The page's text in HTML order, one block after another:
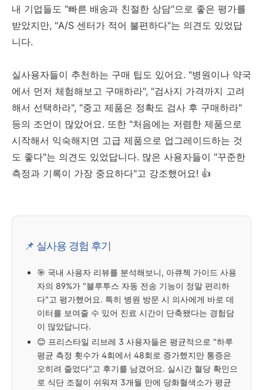
내 기업들도 "빠른 배송과 친절한 상담"으로 좋은 평가를
받았지만, "A/S 센터가 적어 불편하다"는 의견도 있었답
니다.
실사용자들이 추천하는 구매 팁도 있어요. "병원이나 약국
에서 먼저 체험해보고 구매하라", "검사지 가격까지 고려
해서 선택하라", "중고 제품은 정확도 검사 후 구매하라"
등의 조언이 많았어요. 또한 "처음에는 저렴한 제품으로
시작해서 익숙해지면 고급 제품으로 업그레이드하는 것
도 좋다"는 의견도 있었답니다. 많은 사용자들이 "꾸준한
측정과 기록이 가장 중요하다"고 강조했어요! 👍
📌 실사용 경험 후기
🎯 국내 사용자 리뷰를 분석해보니, 아큐첵 가이드 사용
자의 89%가 "블루투스 자동 전송 기능이 정말 편리하
다"고 평가했어요. 특히 병원 방문 시 의사에게 바로 데
이터를 보여줄 수 있어 진료 시간이 단축됐다는 경험담
이 많았답니다.
😊 프리스타일 리브레 3 사용자들은 평균적으로 "하루
평균 측정 횟수가 4회에서 48회로 증가했지만 통증은
오히려 줄었다"고 후기를 남겼어요. 실시간 혈당 확인으
로 식단 조절이 쉬워져 3개월 만에 당화혈색소가 평균